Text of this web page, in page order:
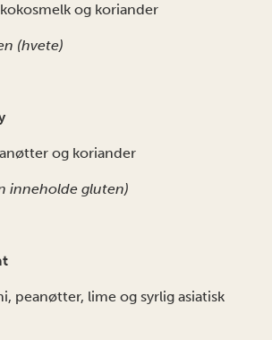
og koriander
(hvete)
og koriander
inneholde gluten)
peanøtter, lime og syrlig asiatisk